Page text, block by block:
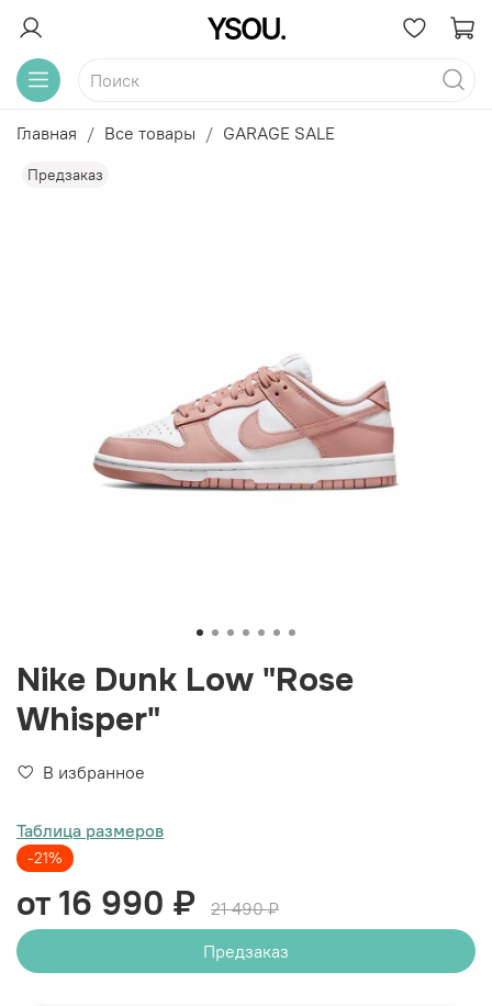
Главная Все товары GARAGE SALE
Предзаказ
Nike Dunk Low "Rose
Whisper"
В избранное
Таблица размеров
-21%
от 16 990 ₽
21 490 ₽
Предзаказ